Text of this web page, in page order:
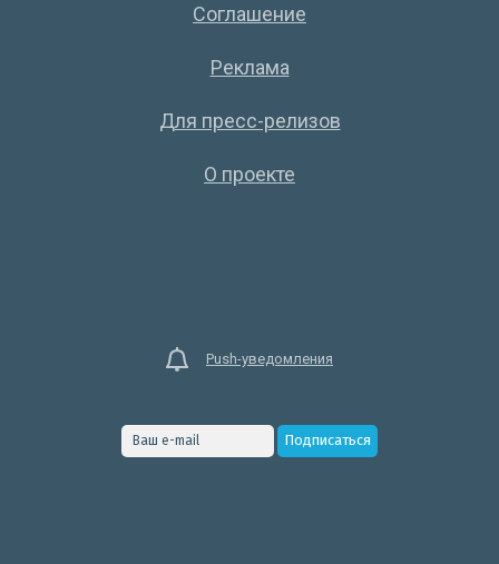
Соглашение
Реклама
Для пресс-релизов
О проекте
Push-уведомления